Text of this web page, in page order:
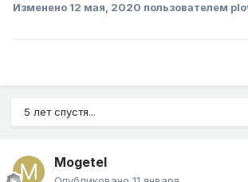
Изменено 12 мая, 2020 пользователем
5 лет спустя...
Mogetel